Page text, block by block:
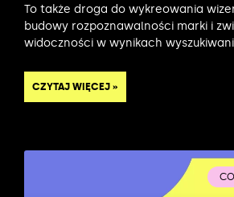
To także droga do wykreowania
budowy rozpoznawalności marki i
widoczności w wynikach
CZYTAJ WIĘCEJ »